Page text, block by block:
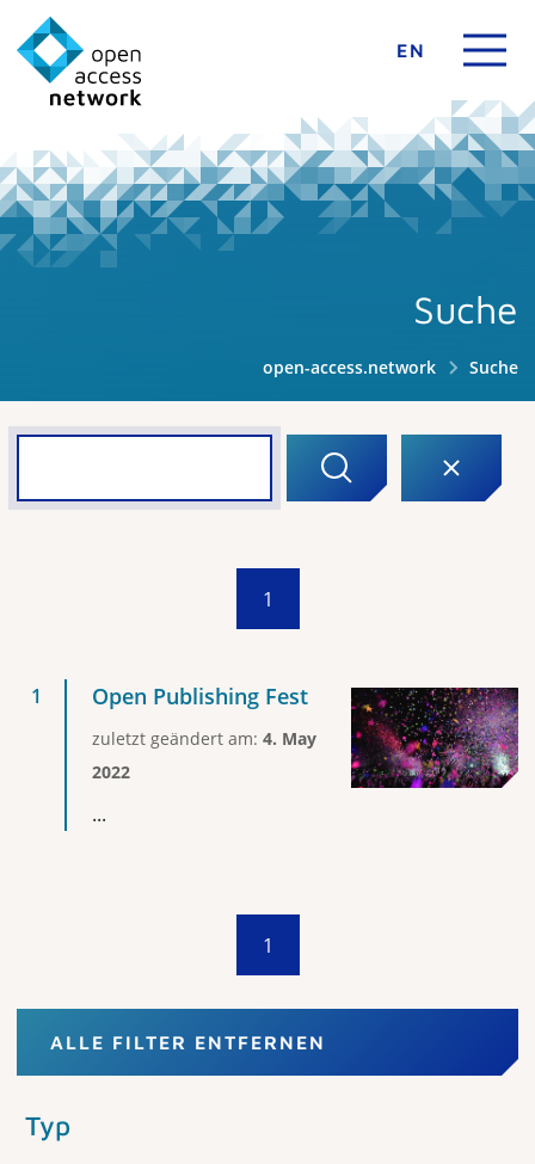
EN
Suche
open-access.network Suche
1
Open Publishing Fest
zuletzt geändert am: 4. May
2022
...
1
ALLE FILTER ENTFERNEN
Typ